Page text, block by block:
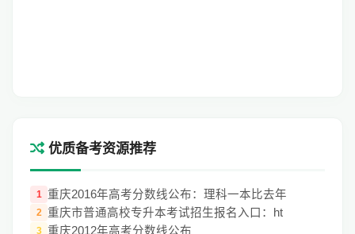
优质备考资源推荐
1 重庆2016年高考分数线公布：理科一本比去年
2 重庆市普通高校专升本考试招生报名入口：ht
3 重庆2012年高考分数线公布